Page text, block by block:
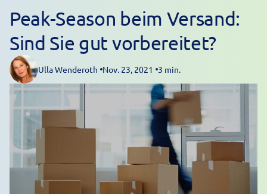
Peak-Season beim Versand:
Sind Sie gut vorbereitet?
Posted by
Ulla Wenderoth Nov. 23, 2021 3 min.